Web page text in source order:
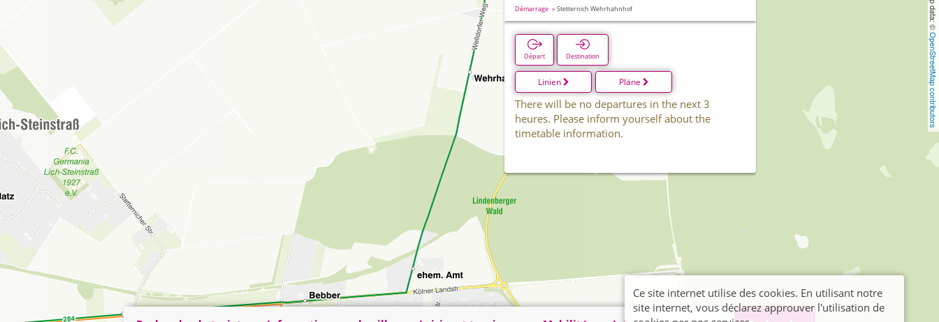
OpenStreetMap contributors
Démarrage Stetternich Wehrhahnhof
Départ Destination
Linien Pläne
There will be no departures in the next 3
heures. Please inform yourself about the
timetable information.
Ce site internet utilise des cookies. En utilisant notre
site internet, vous déclarez approuver l'utilisation de